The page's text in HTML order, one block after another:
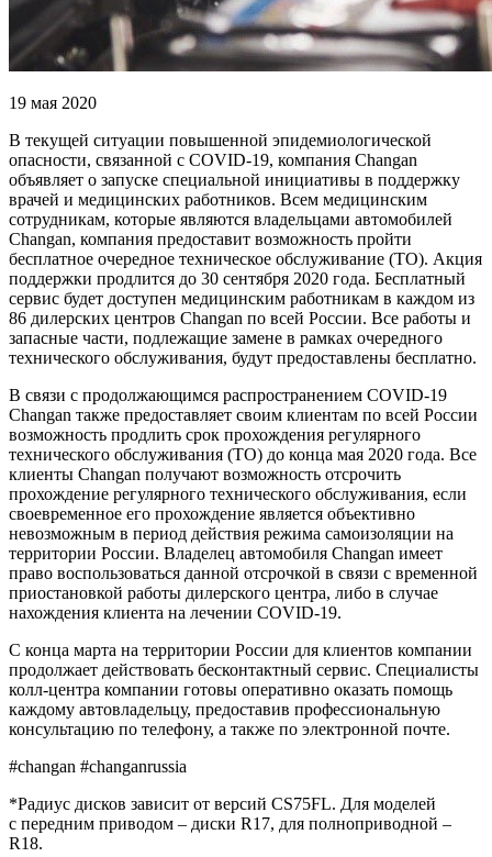
19 мая 2020
В текущей ситуации повышенной эпидемиологической
опасности, связанной с COVID-19, компания Changan
объявляет о запуске специальной инициативы в поддержку
врачей и медицинских работников. Всем медицинским
сотрудникам, которые являются владельцами автомобилей
Changan, компания предоставит возможность пройти
бесплатное очередное техническое обслуживание (ТО). Акция
поддержки продлится до 30 сентября 2020 года. Бесплатный
сервис будет доступен медицинским работникам в каждом из
86 дилерских центров Changan по всей России. Все работы и
запасные части, подлежащие замене в рамках очередного
технического обслуживания, будут предоставлены бесплатно.
В связи с продолжающимся распространением COVID-19
Changan также предоставляет своим клиентам по всей России
возможность продлить срок прохождения регулярного
технического обслуживания (ТО) до конца мая 2020 года. Все
клиенты Changan получают возможность отсрочить
прохождение регулярного технического обслуживания, если
своевременное его прохождение является объективно
невозможным в период действия режима самоизоляции на
территории России. Владелец автомобиля Changan имеет
право воспользоваться данной отсрочкой в связи с временной
приостановкой работы дилерского центра, либо в случае
нахождения клиента на лечении COVID-19.
C конца марта на территории России для клиентов компании
продолжает действовать бесконтактный сервис. Специалисты
колл-центра компании готовы оперативно оказать помощь
каждому автовладельцу, предоставив профессиональную
консультацию по телефону, а также по электронной почте.
#changan #changanrussia
*Радиус дисков зависит от версий CS75FL. Для моделей
с передним приводом – диски R17, для полноприводной –
R18.